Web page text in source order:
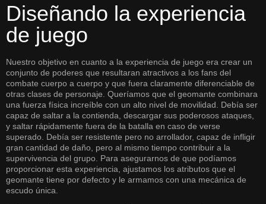
Diseñando la experiencia
de juego
Nuestro objetivo en cuanto a la experiencia de juego era crear un
conjunto de poderes que resultaran atractivos a los fans del
combate cuerpo a cuerpo y que fuera claramente diferenciable de
otras clases de personaje. Queríamos que el geomante combinara
una fuerza física increíble con un alto nivel de movilidad. Debía ser
capaz de saltar a la contienda, descargar sus poderosos ataques,
y saltar rápidamente fuera de la batalla en caso de verse
superado. Debía ser resistente pero no arrollador, capaz de infligir
gran cantidad de daño, pero al mismo tiempo contribuir a la
supervivencia del grupo. Para asegurarnos de que podíamos
proporcionar esta experiencia, ajustamos los atributos que el
geomante tiene por defecto y le armamos con una mecánica de
escudo única.